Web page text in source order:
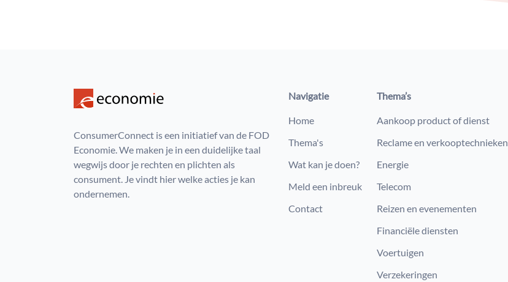
ConsumerConnect is een initiatief van de FOD
Economie. We maken je in een duidelijke taal
wegwijs door je rechten en plichten als
consument. Je vindt hier welke acties je kan
ondernemen.
Navigatie
Home
Thema's
Wat kan je doen?
Meld een inbreuk
Contact
Thema’s
Aankoop product of dienst
Reclame en verkooptechnieken
Energie
Telecom
Reizen en evenementen
Financiële diensten
Voertuigen
Verzekeringen